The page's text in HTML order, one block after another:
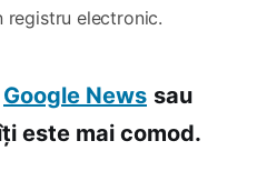
registru electronic.
Google News sau
este mai comod.